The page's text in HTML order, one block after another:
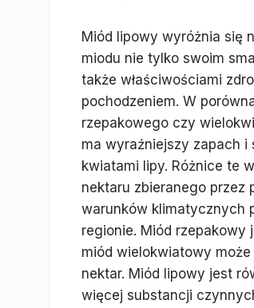
Miód lipowy wyróżnia się
miodu nie tylko swoim
także właściwościami
pochodzeniem. W
rzepakowego czy
ma wyraźniejszy zapach i
kwiatami lipy. Różnice te
nektaru zbieranego przez
warunków klimatycznych
regionie. Miód rzepakowy
miód wielokwiatowy
nektar. Miód lipowy jest
więcej substancji